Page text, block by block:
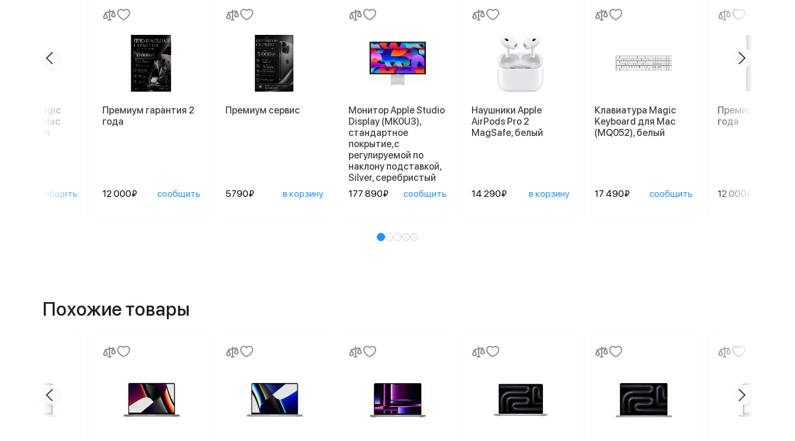
Magic
для Mac
белый
сообщить
Премиум гарантия 2
года
12 000₽ сообщить
Премиум сервис
5790₽ в корзину
Монитор Apple Studio
Display (MK0U3),
стандартное
покрытие,с
регулируемой по
наклону подставкой,
Silver, серебристый
177 890₽
сообщить
Наушники Apple
AirPods Pro 2
MagSafe, белый
14 290₽ в корзину
Клавиатура Magic
Keyboard для Mac
(MQ052), белый
17 490₽ сообщить
Премиум
года
12 000₽
Похожие товары